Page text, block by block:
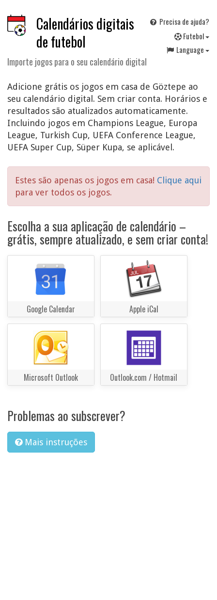
Calendários digitais
de futebol
Importe jogos para o seu calendário digital
Precisa de ajuda?
Futebol
Language
Adicione grátis os jogos em casa de Göztepe ao
seu calendário digital. Sem criar conta. Horários e
resultados são atualizados automaticamente.
Incluindo jogos em Champions League, Europa
League, Turkish Cup, UEFA Conference League,
UEFA Super Cup, Süper Kupa, se aplicável.
Estes são apenas os jogos em casa! Clique aqui
para ver todos os jogos.
Escolha a sua aplicação de calendário –
grátis, sempre atualizado, e sem criar conta!
Google Calendar Apple iCal
Microsoft Outlook Outlook.com / Hotmail
Problemas ao subscrever?
Mais instruções